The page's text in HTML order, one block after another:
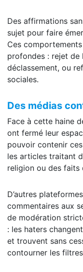
Des affirmations
sujet pour faire
Ces
profondes : rejet de
déclassement, ou
sociales.
Des médias
Face à cette haine
ont fermé leur
pouvoir contenir
les articles traitant
religion ou des faits
D’autres
commentaires aux
de modération
: les haters
et trouvent sans
contourner les